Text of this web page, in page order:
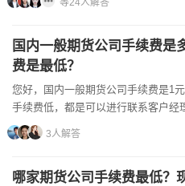
等24人解答
国内一般期货公司手续费是
费是最低？
您好，国内一般期货公司手续费是1
手续费低，都是可以进行联系客户经
友，直接安排低手续费进行开户，具
3人解答
哪家期货公司手续费最低？